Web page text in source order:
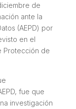
de
ante la
(AEPD) por
en el
Protección de
fue que
investigación